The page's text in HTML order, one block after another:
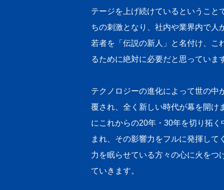
テージを上げ続けているということ
ちの刺激となり、社内や業界内で人
若者を「伝説の新人」と名付け、こ
るために絶対に必要だと思っていま
テクノロジーの進化によって世の中
覆され、全く新しい時代が幕を開け
にこれからの20年・30年を切り拓
まれ、その影響力をフルに発揮し
力を眠らせている方々の心に火をつ
ていきます。